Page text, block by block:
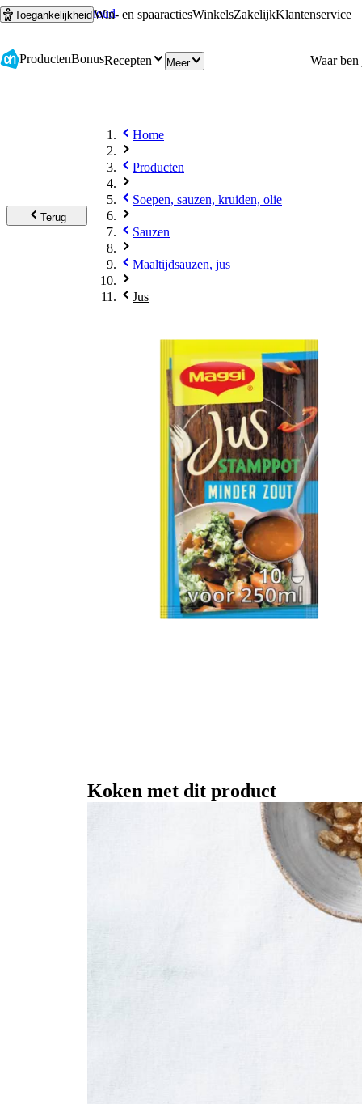
Ga naar hoofdinhoud
Ga naar zoeken
ToegankelijkheidWin- en spaaractiesWinkelsZakelijkKlantenservice
ProductenBonusRecepten Meer
Terug
Home
Producten
Soepen, sauzen, kruiden, olie
Sauzen
Maaltijdsauzen, jus
Jus
Koken met dit product